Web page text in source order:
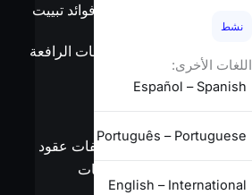
بدون فوائد تبييت
معلومات الرافعة
مواصفات عقود
الفروقات
نشط
اللغات الأخرى:
Español – Spanish
Português – Portuguese
English – International